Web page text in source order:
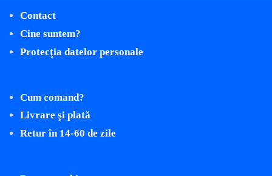
Contact
Cine suntem?
Protecţia datelor personale
Cum comand?
Livrare şi plată
Retur în 14-60 de zile